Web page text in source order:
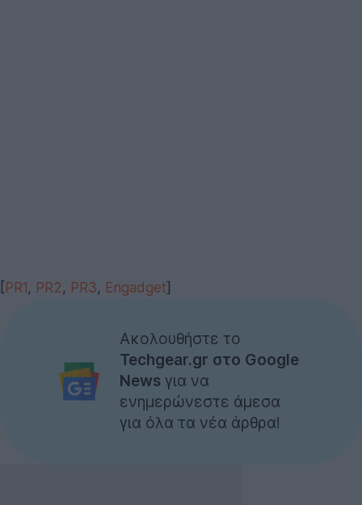
PR1, PR2 , PR3, Engadget]
Ακολουθήστε το
Techgear.gr στο Google
News για να
ενημερώνεστε άμεσα
για όλα τα νέα άρθρα!